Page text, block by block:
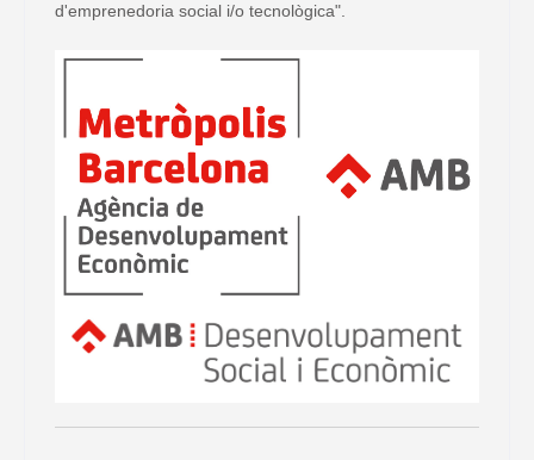
d'emprenedoria social i/o tecnològica".